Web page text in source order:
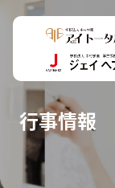
行事情報